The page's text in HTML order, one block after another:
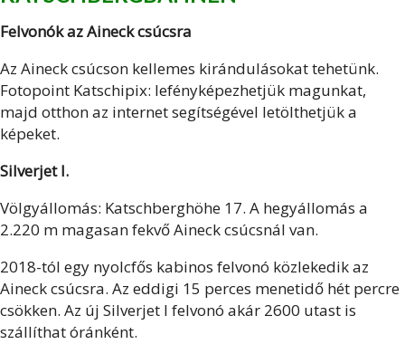
Felvonók az Aineck csúcsra
Az Aineck csúcson kellemes kirándulásokat tehetünk.
Fotopoint Katschipix: lefényképezhetjük magunkat,
majd otthon az internet segítségével letölthetjük a
képeket.
Silverjet I.
Völgyállomás: Katschberghöhe 17. A hegyállomás a
2.220 m magasan fekvő Aineck csúcsnál van.
2018-tól egy nyolcfős kabinos felvonó közlekedik az
Aineck csúcsra. Az eddigi 15 perces menetidő hét percre
csökken. Az új Silverjet I felvonó akár 2600 utast is
szállíthat óránként.